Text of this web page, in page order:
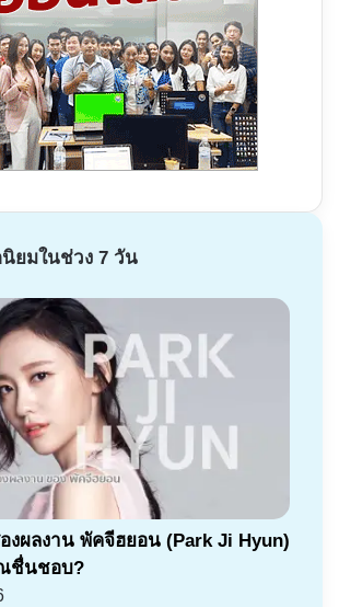
ยมในช่วง 7 วัน
งผลงาน พัคจีฮยอน (Park Ji Hyun)
ชื่นชอบ?